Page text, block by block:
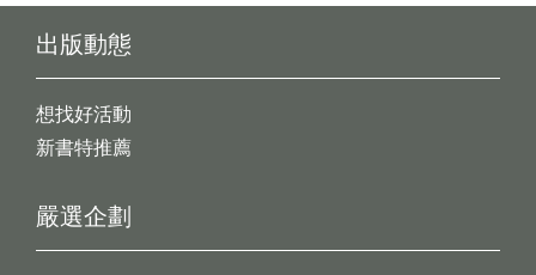
出版動態
想找好活動
新書特推薦
嚴選企劃